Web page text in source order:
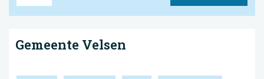
Gemeente Velsen